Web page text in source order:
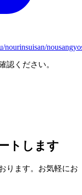
認ください。
トします
ります。お気軽にお